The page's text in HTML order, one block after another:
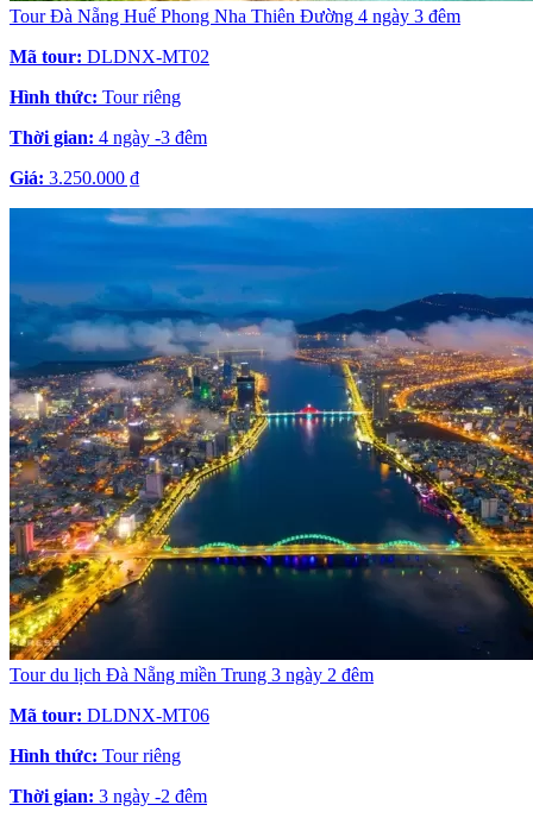
Tour Đà Nẵng Huế Phong Nha Thiên Đường 4 ngày 3 đêm
Mã tour: DLDNX-MT02
Hình thức: Tour riêng
Thời gian: 4 ngày -3 đêm
Giá: 3.250.000 ₫
Tour du lịch Đà Nẵng miền Trung 3 ngày 2 đêm
Mã tour: DLDNX-MT06
Hình thức: Tour riêng
Thời gian: 3 ngày -2 đêm